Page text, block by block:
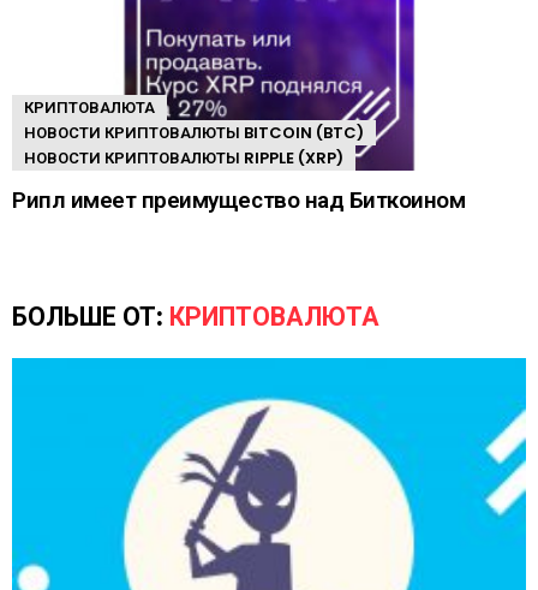
КРИПТОВАЛЮТА
НОВОСТИ КРИПТОВАЛЮТЫ BITCOIN (BTC)
НОВОСТИ КРИПТОВАЛЮТЫ RIPPLE (XRP)
Рипл имеет преимущество над Биткоином
БОЛЬШЕ ОТ: КРИПТОВАЛЮТА